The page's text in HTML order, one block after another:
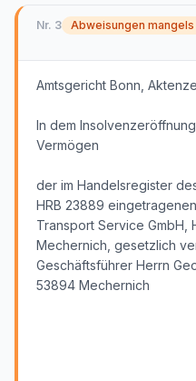
Nr. 3 Abweisungen mangels
Amtsgericht Bonn,
In dem
Vermögen
der im Handelsregister
HRB 23889
Transport Service GmbH,
Mechernich, gesetzlich
Geschäftsführer Herrn
53894 Mechernich